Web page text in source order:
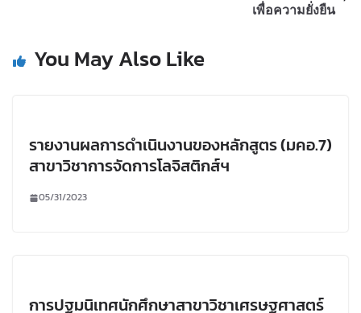
เพื่อความยั่งยืน
You May Also Like
รายงานผลการดำเนินงานของหลักสูตร (มคอ.7)
สาขาวิชาการจัดการโลจิสติกส์ฯ
05/31/2023
การปฐมนิเทศนักศึกษาสาขาวิชาเศรษฐศาสตร์